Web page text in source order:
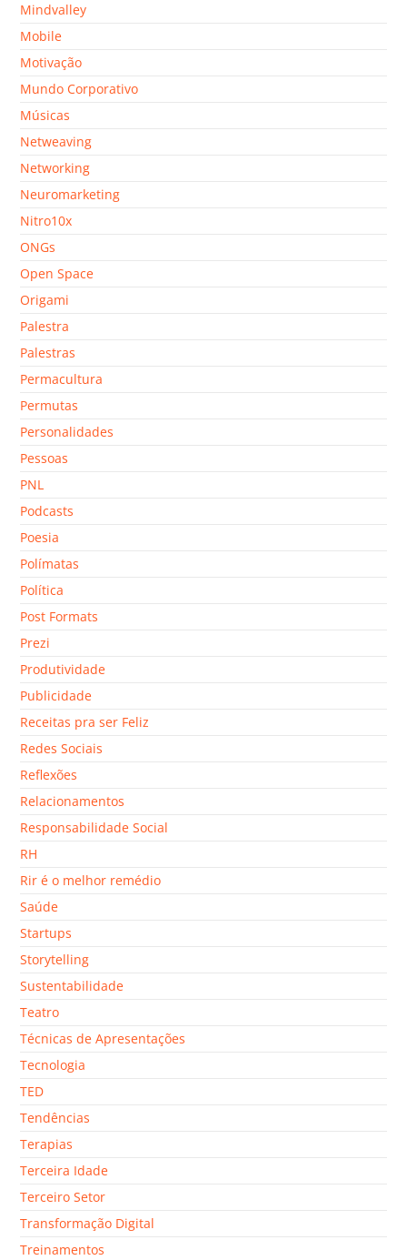
Mindvalley
Mobile
Motivação
Mundo Corporativo
Músicas
Netweaving
Networking
Neuromarketing
Nitro10x
ONGs
Open Space
Origami
Palestra
Palestras
Permacultura
Permutas
Personalidades
Pessoas
PNL
Podcasts
Poesia
Polímatas
Política
Post Formats
Prezi
Produtividade
Publicidade
Receitas pra ser Feliz
Redes Sociais
Reflexões
Relacionamentos
Responsabilidade Social
RH
Rir é o melhor remédio
Saúde
Startups
Storytelling
Sustentabilidade
Teatro
Técnicas de Apresentações
Tecnologia
TED
Tendências
Terapias
Terceira Idade
Terceiro Setor
Transformação Digital
Treinamentos